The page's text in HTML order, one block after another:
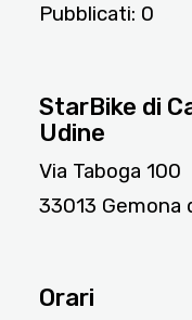
Pubblicati: 0
StarBike di
Udine
Via Taboga 100
33013 Gemona
Orari